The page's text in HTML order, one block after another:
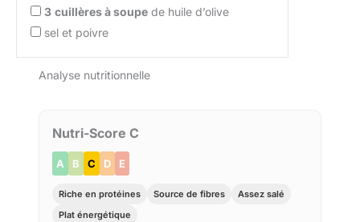
3 cuillères à soupe de huile d’olive
sel et poivre
Analyse nutritionnelle
Nutri-Score C
A B C D E
Riche en protéines Source de fibres
Assez salé
Plat énergétique